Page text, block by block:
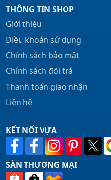
THÔNG TIN SHOP
Giới thiệu
Điều khoản sử dụng
Chính sách bảo mật
Chính sách đổi trả
Thanh toán giao nhận
Liên hệ
KẾT NỐI VỰA
SÀN THƯƠNG MẠI